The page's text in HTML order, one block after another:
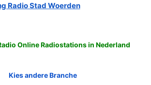
Radio Stad Woerden
Online Radiostations in Nederland
Kies andere Branche